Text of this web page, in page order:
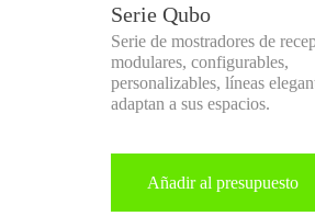
Serie Qubo
Serie de mostradores de
modulares, configurables,
personalizables, líneas
adaptan a sus espacios.
Añadir al presupuesto